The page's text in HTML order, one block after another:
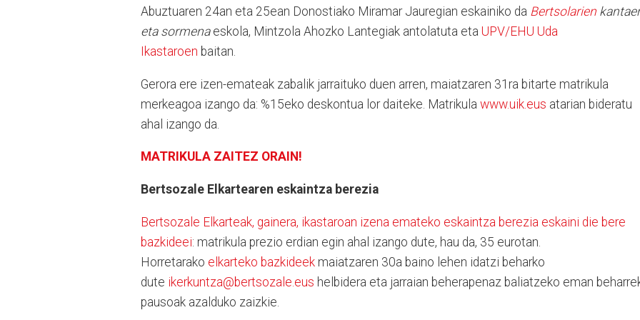
Abuztuaren 24an eta 25ean Donostiako Miramar Jauregian eskainiko da Bertsolarien
eta sormena eskola, Mintzola Ahozko Lantegiak antolatuta eta UPV/EHU Uda
Ikastaroen baitan.
Gerora ere izen-emateak zabalik jarraituko duen arren, maiatzaren 31ra bitarte matrikula
merkeagoa izango da: %15eko deskontua lor daiteke. Matrikula www.uik.eus atarian bideratu
ahal izango da.
MATRIKULA ZAITEZ ORAIN!
Bertsozale Elkartearen eskaintza berezia
Bertsozale Elkarteak, gainera, ikastaroan izena emateko eskaintza berezia eskaini die bere
bazkideei: matrikula prezio erdian egin ahal izango dute, hau da, 35 eurotan.
Horretarako elkarteko bazkideek maiatzaren 30a baino lehen idatzi beharko
dute ikerkuntza@bertsozale.eus helbidera eta jarraian beherapenaz baliatzeko eman
pausoak azalduko zaizkie.